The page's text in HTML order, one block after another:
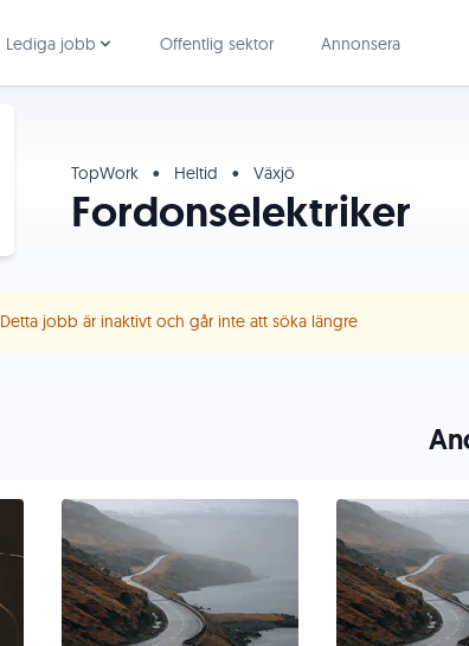
Lediga jobb Offentlig sektor Annonsera
TopWork • Heltid • Växjö
Fordonselektriker
Detta jobb är inaktivt och går inte att söka längre